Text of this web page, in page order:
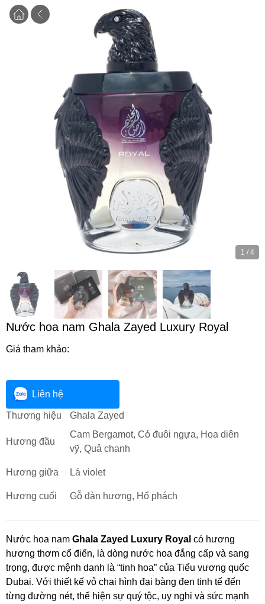
1 / 4
Nước hoa nam Ghala Zayed Luxury Royal
Giá tham khảo:
Liên hệ
Thương hiệu Ghala Zayed
Hương đầu
Cam Bergamot, Cỏ đuôi ngựa, Hoa diên
vỹ, Quả chanh
Hương giữa Lá violet
Hương cuối Gỗ đàn hương, Hổ phách
Nước hoa nam Ghala Zayed Luxury Royal có hương
hương thơm cổ điển, là dòng nước hoa đẳng cấp và sang
trọng, được mệnh danh là “tinh hoa” của Tiểu vương quốc
Dubai. Với thiết kế vỏ chai hình đại bàng đen tinh tế đến
từng đường nét, thể hiện sự quý tộc, uy nghi và sức mạnh